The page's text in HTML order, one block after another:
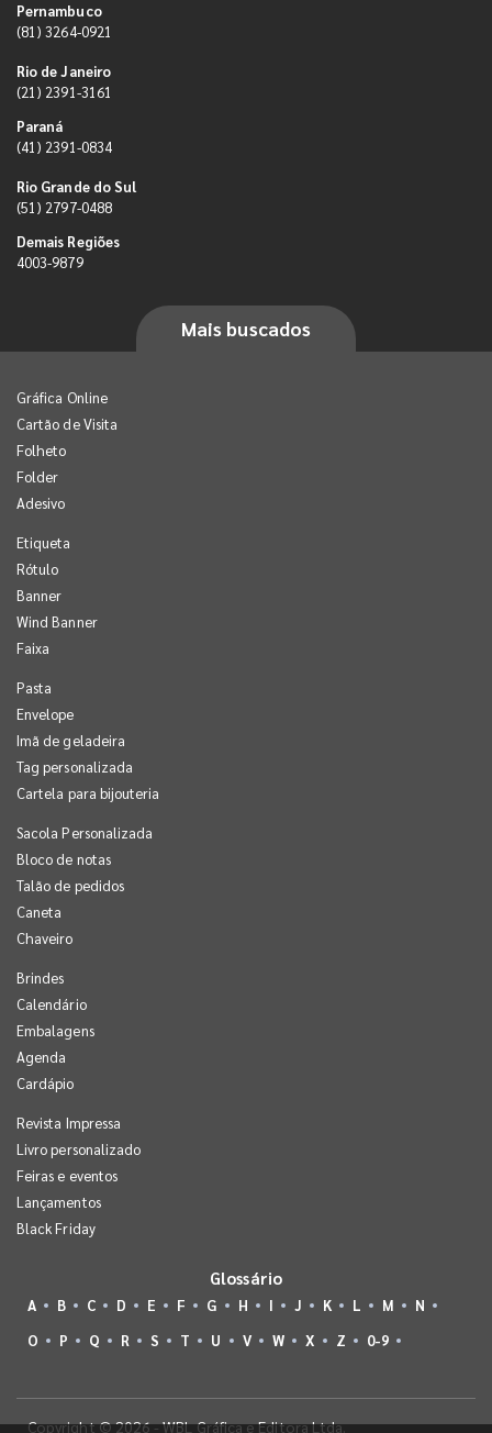
Pernambuco
(81) 3264-0921
Rio de Janeiro
(21) 2391-3161
Paraná
(41) 2391-0834
Rio Grande do Sul
(51) 2797-0488
Demais Regiões
4003-9879
Mais buscados
Gráfica Online
Cartão de Visita
Folheto
Folder
Adesivo
Etiqueta
Rótulo
Banner
Wind Banner
Faixa
Pasta
Envelope
Imã de geladeira
Tag personalizada
Cartela para bijouteria
Sacola Personalizada
Bloco de notas
Talão de pedidos
Caneta
Chaveiro
Brindes
Calendário
Embalagens
Agenda
Cardápio
Revista Impressa
Livro personalizado
Feiras e eventos
Lançamentos
Black Friday
Glossário
A B C D E F G H I J K L M
N
O
P Q R S T U V W X Z 0-9
Copyright © 2026 - WBL Gráfica e Editora Ltda.